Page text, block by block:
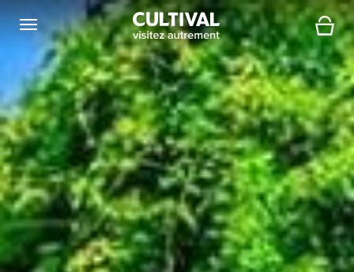
Ouvrir la navigation Panier